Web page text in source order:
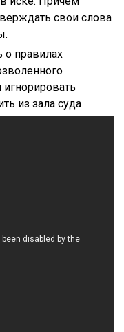
свои слова
о правилах
из зала суда